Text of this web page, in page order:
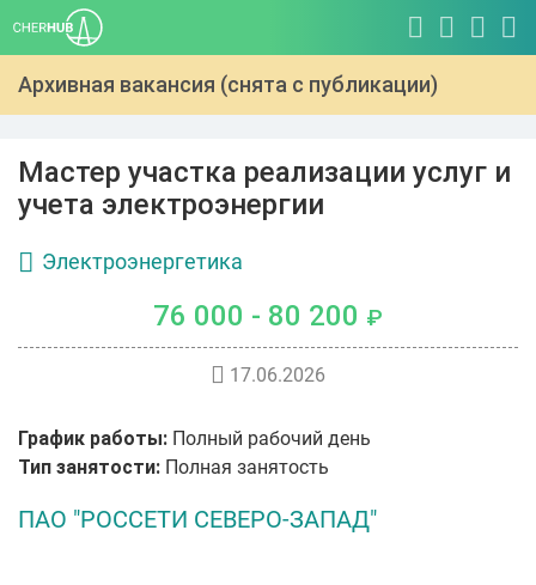
Архивная вакансия (снята с публикации)
Мастер участка реализации услуг и
учета электроэнергии
Электроэнергетика
76 000 - 80 200 ₽
17.06.2026
График работы: Полный рабочий день
Тип занятости: Полная занятость
ПАО "РОССЕТИ СЕВЕРО-ЗАПАД"